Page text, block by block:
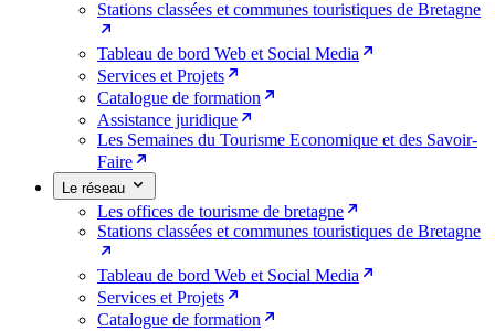
Stations classées et communes touristiques de Bretagne
Tableau de bord Web et Social Media
Services et Projets
Catalogue de formation
Assistance juridique
Les Semaines du Tourisme Economique et des Savoir-
Faire
Le réseau
Les offices de tourisme de bretagne
Stations classées et communes touristiques de Bretagne
Tableau de bord Web et Social Media
Services et Projets
Catalogue de formation